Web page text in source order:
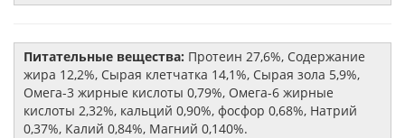
Питательные вещества: Протеин 27,6%, Содержание
жира 12,2%, Сырая клетчатка 14,1%, Сырая зола 5,9%,
Омега-3 жирные кислоты 0,79%, Омега-6 жирные
кислоты 2,32%, кальций 0,90%, фосфор 0,68%, Натрий
0,37%, Калий 0,84%, Магний 0,140%.